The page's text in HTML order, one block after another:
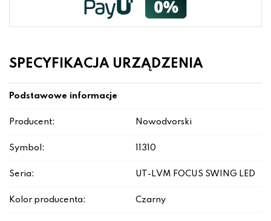
SPECYFIKACJA URZĄDZENIA
Podstawowe informacje
Producent: Nowodvorski
Symbol: 11310
Seria: UT-LVM FOCUS SWING LED
Kolor producenta: Czarny